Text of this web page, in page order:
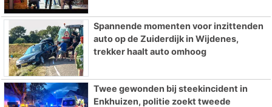
Spannende momenten voor inzittenden
auto op de Zuiderdijk in Wijdenes,
trekker haalt auto omhoog
Twee gewonden bij steekincident in
Enkhuizen, politie zoekt tweede